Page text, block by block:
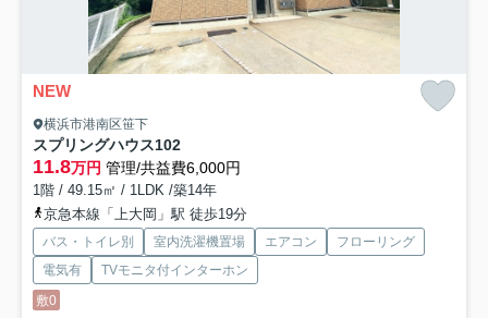
NEW
横浜市港南区笹下
スプリングハウス102
11.8万円 管理/共益費6,000円
1階 / 49.15㎡ / 1LDK /築14年
京急本線「上大岡」駅 徒歩19分
バス・トイレ別 室内洗濯機置場 エアコン
フローリング
電気有
TVモニタ付インターホン
敷0